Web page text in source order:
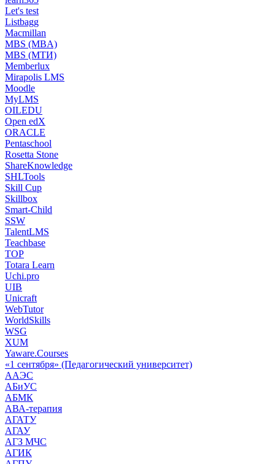
Let's test
Listbagg
Macmillan
MBS (MBA)
MBS (МТИ)
Memberlux
Mirapolis LMS
Moodle
MyLMS
OILEDU
Open edX
ORACLE
Pentaschool
Rosetta Stone
ShareKnowledge
SHLTools
Skill Cup
Skillbox
Smart-Child
SSW
TalentLMS
Teachbase
TOP
Totara Learn
Uchi.pro
UIB
Unicraft
WebTutor
WorldSkills
WSG
XUM
Yaware.Courses
«1 сентября» (Педагогический университет)
ААЭС
АБиУС
АБМК
АВА-терапия
АГАТУ
АГАУ
АГЗ МЧС
АГИК